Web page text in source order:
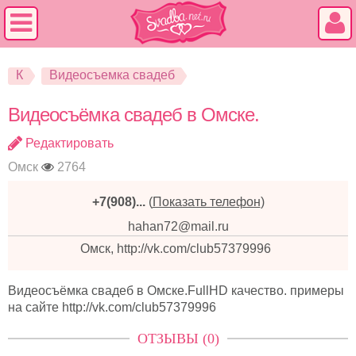
К Видеосъемка свадеб
Видеосъёмка свадеб в Омске.
Редактировать
Омск
2764
+7(908)... (Показать телефон)
hahan72@mail.ru
Омск, http://vk.com/club57379996
Видеосъёмка свадеб в Омске.FullHD качество. примеры
на сайте http://vk.com/club57379996
ОТЗЫВЫ (0)